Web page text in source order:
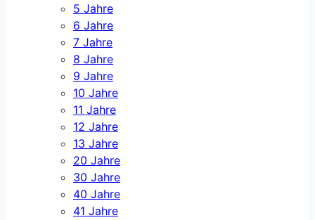
5 Jahre
6 Jahre
7 Jahre
8 Jahre
9 Jahre
10 Jahre
11 Jahre
12 Jahre
13 Jahre
20 Jahre
30 Jahre
40 Jahre
41 Jahre